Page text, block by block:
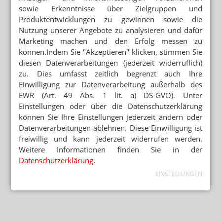
sowie Erkenntnisse über Zielgruppen und
Produktentwicklungen zu gewinnen sowie die
Nutzung unserer Angebote zu analysieren und dafür
Marketing machen und den Erfolg messen zu
können.Indem Sie "Akzeptieren" klicken, stimmen Sie
diesen Datenverarbeitungen (jederzeit widerruflich)
zu. Dies umfasst zeitlich begrenzt auch Ihre
Einwilligung zur Datenverarbeitung außerhalb des
EWR (Art. 49 Abs. 1 lit. a) DS-GVO). Unter
Einstellungen oder über die Datenschutzerklärung
können Sie Ihre Einstellungen jederzeit ändern oder
Datenverarbeitungen ablehnen. Diese Einwilligung ist
freiwillig und kann jederzeit widerrufen werden.
Weitere Informationen finden Sie in der
Datenschutzerklärung.
EINSTELLUNGEN